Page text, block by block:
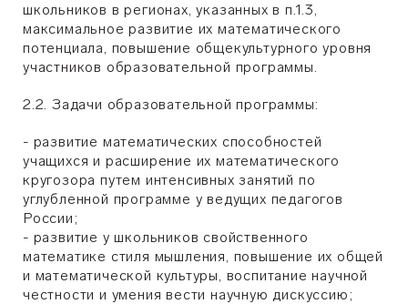
школьников в регионах, указанных в п.1.3,
максимальное развитие их математического
потенциала, повышение общекультурного уровня
участников образовательной программы.
2.2. Задачи образовательной программы:
- развитие математических способностей
учащихся и расширение их математического
кругозора путем интенсивных занятий по
углубленной программе у ведущих педагогов
России;
- развитие у школьников свойственного
математике стиля мышления, повышение их общей
и математической культуры, воспитание научной
честности и умения вести научную дискуссию;